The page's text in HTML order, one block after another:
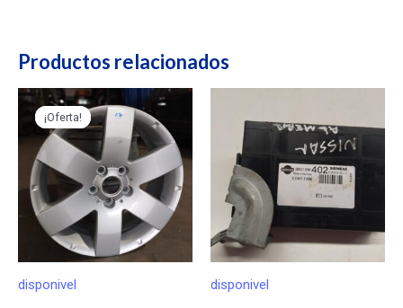
Productos relacionados
¡Oferta!
disponivel
¡Oferta!
disponivel